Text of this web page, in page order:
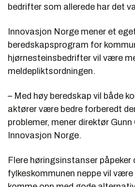
bedrifter som allerede har det
Innovasjon Norge mener et
beredskapsprogram for
hjørnesteinsbedrifter vil være
meldepliktsordningen.
– Med høy beredskap vil både
aktører være bedre forberedt
problemer, mener direktør Gunn
Innovasjon Norge.
Flere høringsinstanser påpeker
fylkeskommunen neppe vil